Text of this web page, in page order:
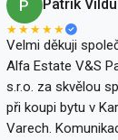
P Patrik
★★★★★
Velmi děkuji
Alfa Estate V&S
s.r.o. za skvělou
při koupi bytu v
Varech.